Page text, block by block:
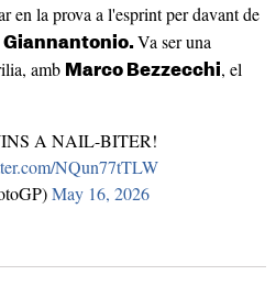
en la prova a l'esprint per davant de
Giannantonio.Va ser una
amb Marco Bezzecchi, el
A NAIL-BITER!
NQun77tTLW
May 16, 2026